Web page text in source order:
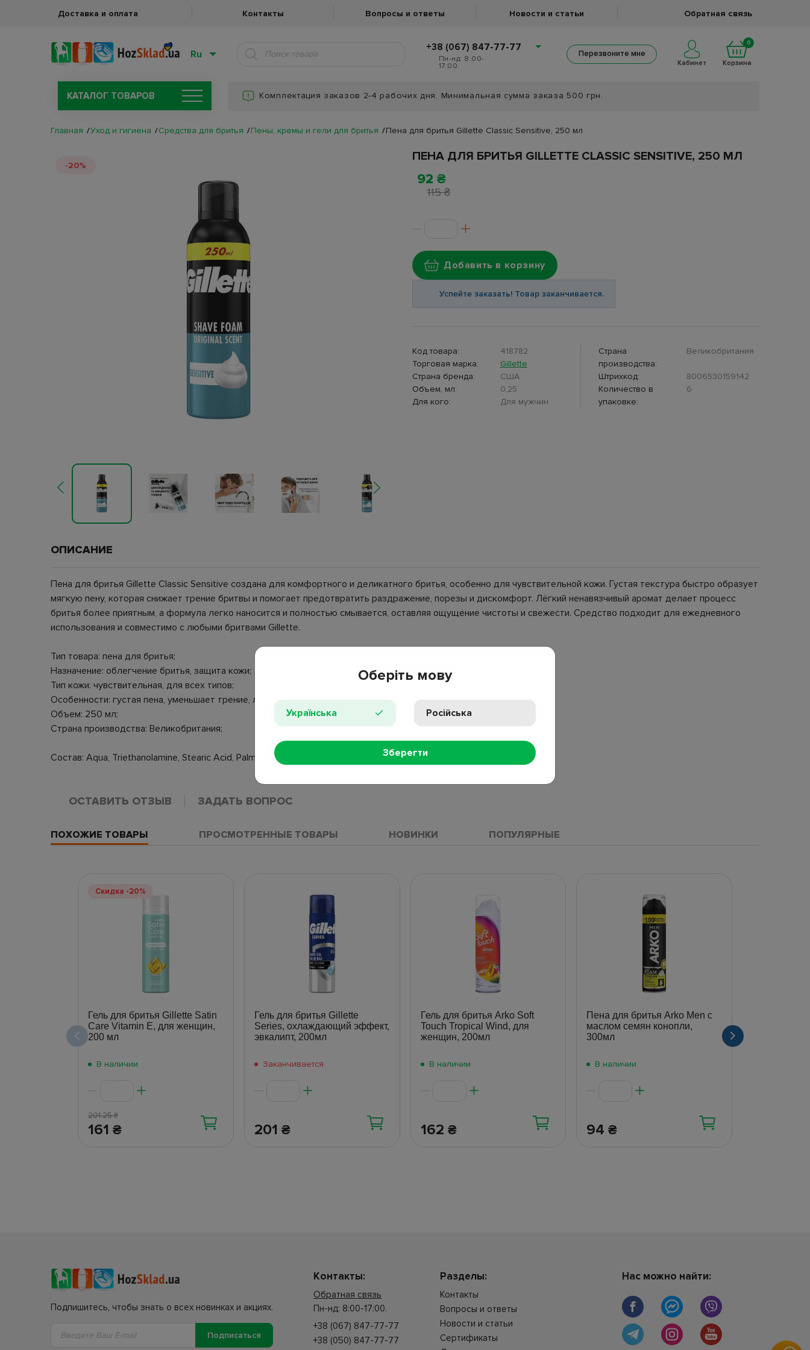
Доставка и оплата Контакты Вопросы и ответы Новости и статьи Обратная связь
Ru
+38 (067) 847-77-77
Пн-нд: 8:00-
17:00.
Перезвоните мне
Кабинет
0
Корзина
КАТАЛОГ ТОВАРОВ Комплектация заказов 2-4 рабочих дня. Минимальная сумма заказа 500 грн.
Главная Уход и гигиена Средства для бритья Пены, кремы и гели для бритья Пена для бритья Gillette Classic Sensitive, 250 мл
-20%
ПЕНА ДЛЯ БРИТЬЯ GILLETTE CLASSIC SENSITIVE, 250 МЛ
92 ₴
115 ₴
Добавить в корзину
Успейте заказать! Товар заканчивается.
Код товара:
418782
Торговая марка:
Gillette
Страна бренда:
США
Объем, мл:
0.25
Для кого:
Для мужчин
Страна
производства:
Великобритания
Штрихкод:
8006530159142
Количество в
упаковке:
6
ОПИСАНИЕ
Пена для бритья Gillette Classic Sensitive создана для комфортного и деликатного бритья, особенно для чувствительной кожи. Густая текстура быстро образует
мягкую пену, которая снижает трение бритвы и помогает предотвратить раздражение, порезы и дискомфорт. Лёгкий ненавязчивый аромат делает процесс
бритья более приятным, а формула легко наносится и полностью смывается, оставляя ощущение чистоты и свежести. Средство подходит для ежедневного
использования и совместимо с любыми бритвами Gillette.
Тип товара: пена для бритья;
Назначение: облегчение бритья, защита кожи;
Тип кожи: чувствительная, для всех типов;
Особенности: густая пена, уменьшает трение, лёгкий аромат;
Объем: 250 мл;
Страна производства: Великобритания;
Состав: Aqua, Triethanolamine, Stearic Acid, Palmitic Acid, Isobutane, Laureth-23, Sodium Lauryl Sulfate, Parfum, Propane.
ОСТАВИТЬ ОТЗЫВ ЗАДАТЬ ВОПРОС
ПОХОЖИЕ ТОВАРЫ ПРОСМОТРЕННЫЕ ТОВАРЫ НОВИНКИ ПОПУЛЯРНЫЕ
Скидка -20%
Гель для бритья Gillette Satin
Care Vitamin E, для женщин,
200 мл
В наличии
201.25₴
161 ₴
Гель для бритья Gillette
Series, охлаждающий эффект,
эвкалипт, 200мл
Заканчивается
201 ₴
Гель для бритья Arko Soft
Touch Tropical Wind, для
женщин, 200мл
В наличии
162 ₴
Пена для бритья Arko Men с
маслом семян конопли,
300мл
В наличии
94₴
Оберіть мову
Українська Російська
Зберегти
Подпишитесь, чтобы знать о всех новинках и акциях.
Подписаться
Контакты:
Обратная связь
Пн-нд: 8:00-17:00.
+38 (067) 847-77-77
+38 (050) 847-77-77
Разделы:
Контакты
Вопросы и ответы
Новости и статьи
Сертификаты
Нас можно найти: